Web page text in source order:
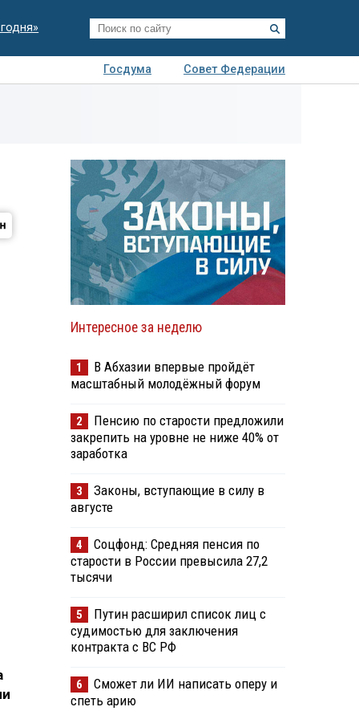
Госдума
Совет Федерации
Интересное за неделю
1
В Абхазии впервые пройдёт
масштабный молодёжный форум
2
Пенсию по старости предложили
закрепить на уровне не ниже 40% от
заработка
3
Законы, вступающие в силу в
августе
4
Соцфонд: Средняя пенсия по
старости в России превысила 27,2
тысячи
5
Путин расширил список лиц с
судимостью для заключения
контракта с ВС РФ
6
Сможет ли ИИ написать оперу и
спеть арию